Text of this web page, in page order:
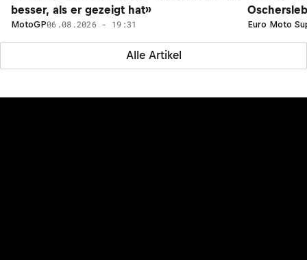
Alle Artikel
besser, als er gezeigt hat»
MotoGP06.08.2026 - 19:31 Euro Moto